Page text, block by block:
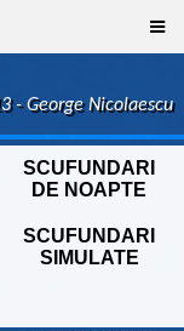
- George Nicolaescu
SCUFUNDARI
DE NOAPTE
SCUFUNDARI
SIMULATE